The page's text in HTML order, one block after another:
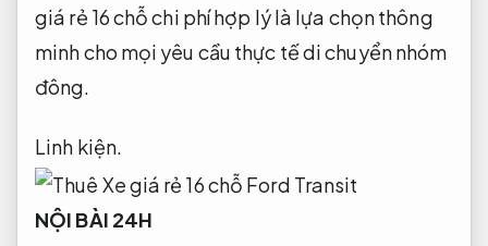
giá rẻ 16 chỗ chi phí hợp lý là lựa chọn thông
minh cho mọi yêu cầu thực tế di chuyển nhóm
đông.
Linh kiện.
NỘI BÀI 24H